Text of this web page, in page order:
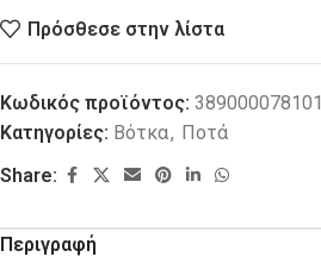
Πρόσθεσε στην λίστα
Κωδικός προϊόντος:
Κατηγορίες: Βότκα, Ποτά
Share:
Περιγραφή